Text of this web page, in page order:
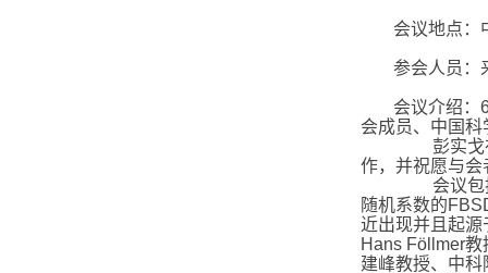
会议地点：
参会人员：
会议介绍：
会成员、中国
彭实
作，并祝愿与
会议
随机系数的
近出现并且起源
Hans Föllmer教
建峰教授、中